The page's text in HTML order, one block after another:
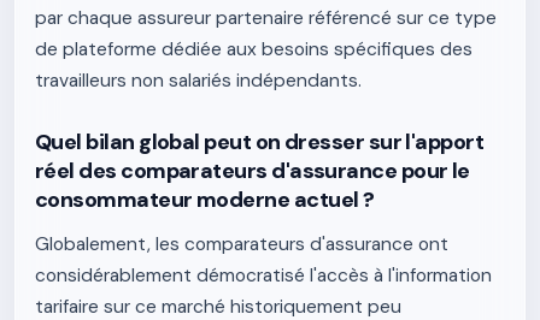
par chaque assureur partenaire référencé sur ce type
de plateforme dédiée aux besoins spécifiques des
travailleurs non salariés indépendants.
Quel bilan global peut on dresser sur l'apport
réel des comparateurs d'assurance pour le
consommateur moderne actuel ?
Globalement, les comparateurs d'assurance ont
considérablement démocratisé l'accès à l'information
tarifaire sur ce marché historiquement peu